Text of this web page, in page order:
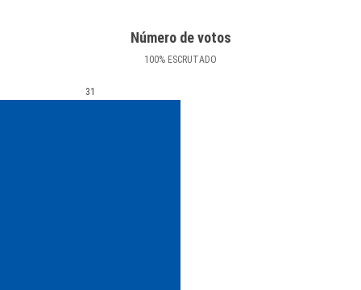
Número de votos
100% ESCRUTADO
31